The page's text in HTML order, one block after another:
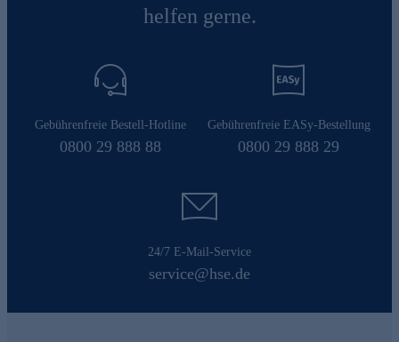
helfen gerne.
Gebührenfreie Bestell-Hotline
0800 29 888 88
Gebührenfreie EASy-Bestellung
0800 29 888 29
24/7 E-Mail-Service
service@hse.de